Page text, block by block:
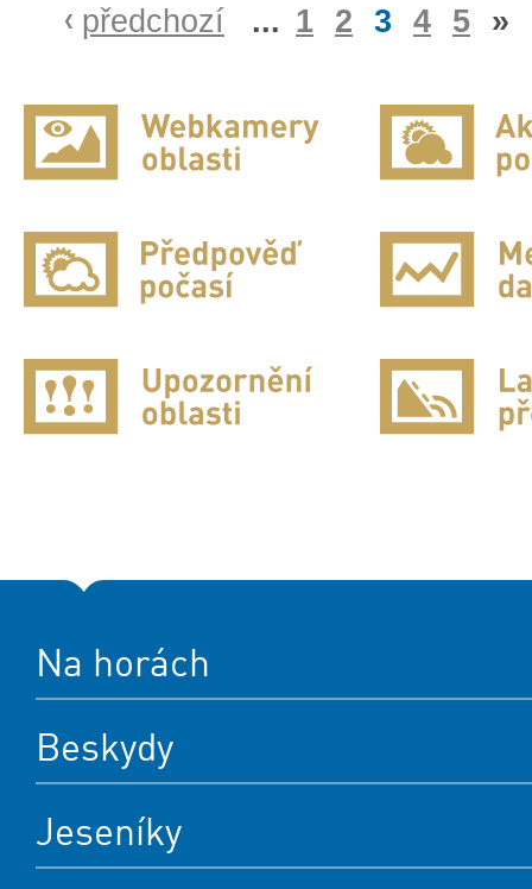
předchozí ... 1 2 3 4 5 »
Na horách
Beskydy
Jeseníky